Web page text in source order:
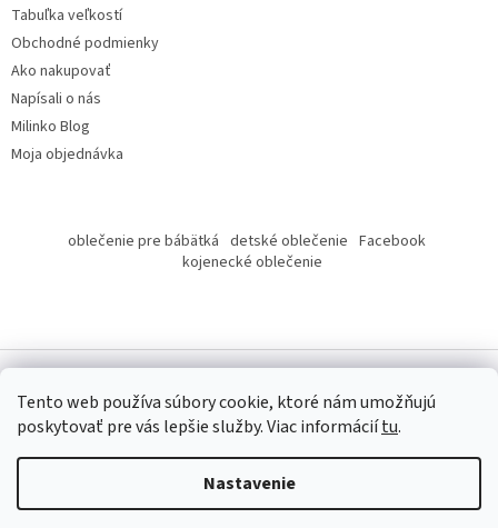
Tento web používa súbory cookie, ktoré nám umožňujú
poskytovať pre vás lepšie služby.Viac informáciítu.
Nastavenie
Tabuľka veľkostí
Obchodné podmienky
Ako nakupovať
Napísali o nás
Milinko Blog
Moja objednávka
oblečenie pre bábätká detské oblečenie Facebook
kojenecké oblečenie